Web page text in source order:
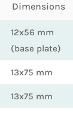
Dimensions
12x56 mm
(base plate)
13x75 mm
13x75 mm